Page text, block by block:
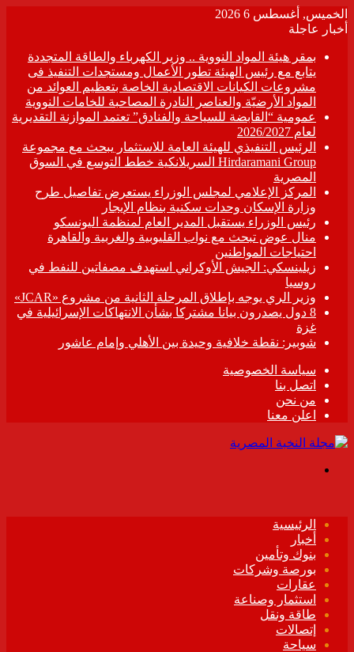
الخميس, أغسطس 6 2026
أخبار عاجلة
بمقر هيئة المواد النووية .. وزير الكهرباء والطاقة المتجددة
يتابع مع رئيس الهيئة تطور الأعمال ومستجدات التنفيذ فى
مشروعات الكيانات الاقتصادية الخاصة بتعظيم العوائد من
المواد الأرضيّة والعناصر النادرة المصاحبة للخامات النووية
عمومية “القابضة للسياحة والفنادق” تعتمد الموازنة التقديرية
لعام 2026/2027
الرئيس التنفيذي للهيئة العامة للاستثمار يبحث مع مجموعة
Hirdaramani Group السريلانكية خطط التوسع في السوق
المصرية
المركز الإعلامي لمجلس الوزراء يستعرض تفاصيل طرح
وزارة الإسكان وحدات سكنية بنظام الإيجار
رئيس الوزراء يستقبل المدير العام لمنظمة اليونسكو
منال عوض تبحث مع نواب القليوبية والغربية والقاهرة
احتياجات المواطنين
زيلينسكي: الجيش الأوكراني استهدف مصفاتين للنفط في
روسيا
وزير الري يوجه بإطلاق المرحلة الثانية من مشروع «JCAR»
8 دول يصدرون بيانا مشتركا بشأن الانتهاكات الإسرائيلية في
غزة
شوبير: نقطة خلافية وحيدة بين الأهلي وإمام عاشور
سياسة الخصوصية
اتصل بنا
من نحن
اعلن معنا
الرئيسية
أخبار
بنوك وتأمين
بورصة وشركات
عقارات
استثمار وصناعة
طاقة ونقل
إتصالات
سياحة